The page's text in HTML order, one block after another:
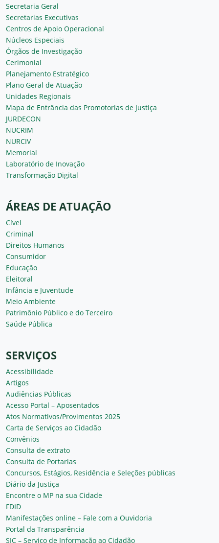
Secretaria Geral
Secretarias Executivas
Centros de Apoio Operacional
Núcleos Especiais
Órgãos de Investigação
Cerimonial
Planejamento Estratégico
Plano Geral de Atuação
Unidades Regionais
Mapa de Entrância das Promotorias de Justiça
JURDECON
NUCRIM
NURCIV
Memorial
Laboratório de Inovação
Transformação Digital
ÁREAS DE ATUAÇÃO
Cível
Criminal
Direitos Humanos
Consumidor
Educação
Eleitoral
Infância e Juventude
Meio Ambiente
Patrimônio Público e do Terceiro
Saúde Pública
SERVIÇOS
Acessibilidade
Artigos
Audiências Públicas
Acesso Portal – Aposentados
Atos Normativos/Provimentos 2025
Carta de Serviços ao Cidadão
Convênios
Consulta de extrato
Consulta de Portarias
Concursos, Estágios, Residência e Seleções públicas
Diário da Justiça
Encontre o MP na sua Cidade
FDID
Manifestações online – Fale com a Ouvidoria
Portal da Transparência
SIC – Serviço de Informação ao Cidadão